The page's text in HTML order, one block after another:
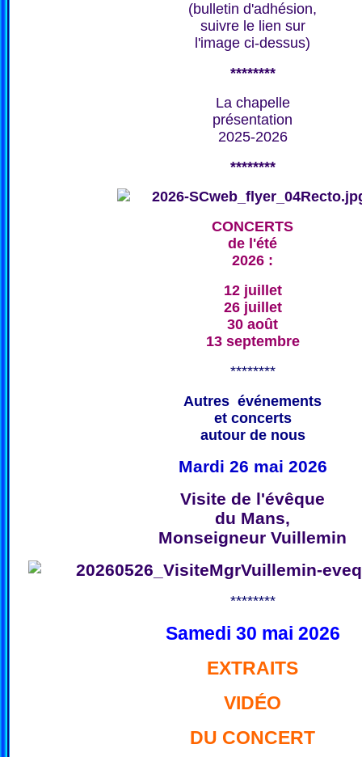
(bulletin d'adhésion,
suivre le lien sur
l'image ci-dessus)
********
La chapelle
présentation
2025-2026
********
CONCERTS
de l'été
2026 :
12 juillet
26 juillet
30 août
13 septembre
********
Autres événements
et concerts
autour de nous
Mardi 26 mai 2026
Visite de l'évêque
du Mans,
Monseigneur Vuillemin
********
Samedi 30 mai 2026
EXTRAITS
VIDÉO
DU CONCERT